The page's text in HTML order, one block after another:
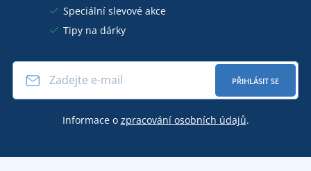
Speciální slevové akce
Tipy na dárky
PŘIHLÁSIT SE
Informace o zpracování osobních údajů.